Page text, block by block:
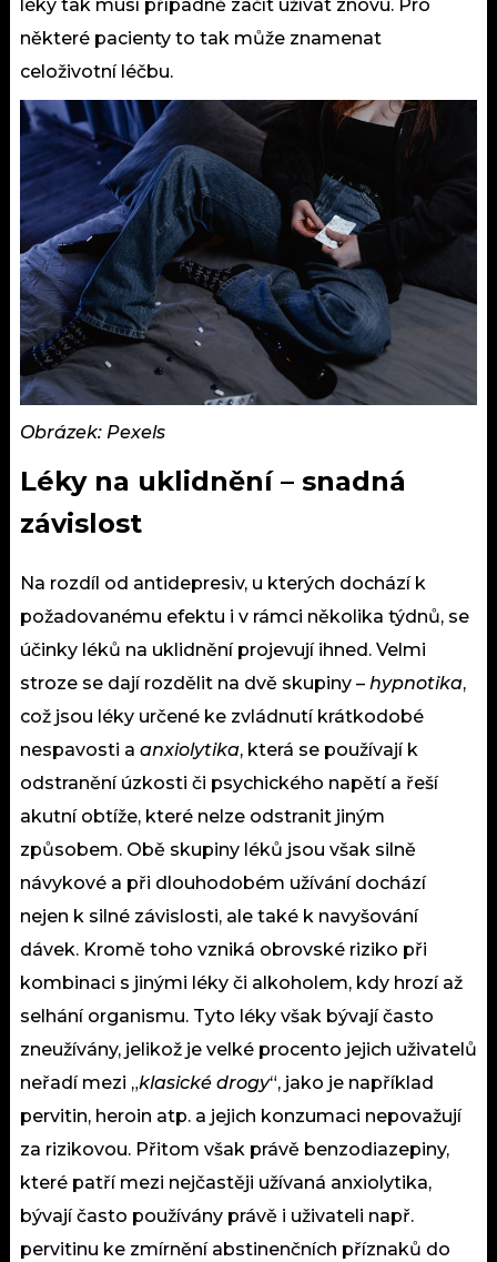
léky tak musí případně začít užívat znovu. Pro
některé pacienty to tak může znamenat
celoživotní léčbu.
Obrázek: Pexels
Léky na uklidnění – snadná
závislost
Na rozdíl od antidepresiv, u kterých dochází k
požadovanému efektu i v rámci několika týdnů, se
účinky léků na uklidnění projevují ihned. Velmi
stroze se dají rozdělit na dvě skupiny – hypnotika,
což jsou léky určené ke zvládnutí krátkodobé
nespavosti a anxiolytika, která se používají k
odstranění úzkosti či psychického napětí a řeší
akutní obtíže, které nelze odstranit jiným
způsobem. Obě skupiny léků jsou však silně
návykové a při dlouhodobém užívání dochází
nejen k silné závislosti, ale také k navyšování
dávek. Kromě toho vzniká obrovské riziko při
kombinaci s jinými léky či alkoholem, kdy hrozí až
selhání organismu. Tyto léky však bývají často
zneužívány, jelikož je velké procento jejich uživatelů
neřadí mezi „klasické drogy“, jako je například
pervitin, heroin atp. a jejich konzumaci nepovažují
za rizikovou. Přitom však právě benzodiazepiny,
které patří mezi nejčastěji užívaná anxiolytika,
bývají často používány právě i uživateli např.
pervitinu ke zmírnění abstinenčních příznaků do